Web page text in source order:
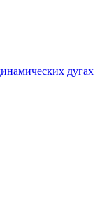
дугах